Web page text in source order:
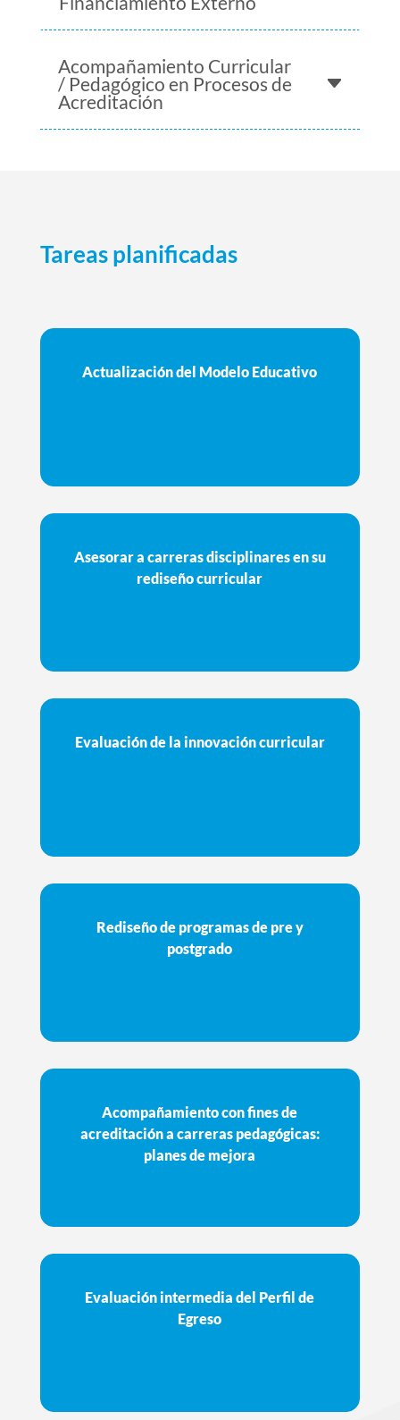
Acompañamiento Curricular
/ Pedagógico en Procesos de
Acreditación
Tareas planificadas
Actualización del Modelo Educativo
Asesorar a carreras disciplinares en su
rediseño curricular
Evaluación de la innovación curricular
Rediseño de programas de pre y
postgrado
Acompañamiento con fines de
acreditación a carreras pedagógicas:
planes de mejora
Evaluación intermedia del Perfil de
Egreso